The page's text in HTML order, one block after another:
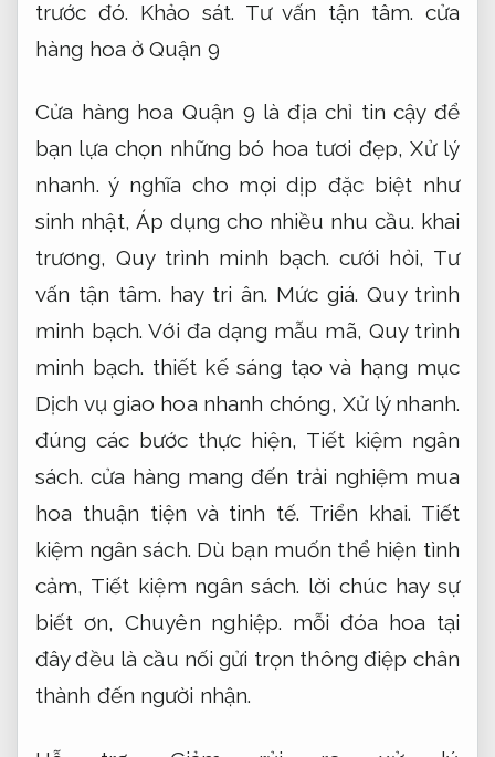
trước đó. Khảo sát. Tư vấn tận tâm. cửa
hàng hoa ở Quận 9
Cửa hàng hoa Quận 9 là địa chỉ tin cậy để
bạn lựa chọn những bó hoa tươi đẹp,Xử lý
nhanh. ý nghĩa cho mọi dịp đặc biệt như
sinh nhật, Áp dụng cho nhiều nhu cầu. khai
trương, Quy trình minh bạch. cưới hỏi, Tư
vấn tận tâm. hay tri ân. Mức giá. Quy trình
minh bạch. Với đa dạng mẫu mã, Quy trình
minh bạch. thiết kế sáng tạo và hạng mục
Dịch vụ giao hoa nhanh chóng,Xử lý nhanh.
đúng các bước thực hiện, Tiết kiệm ngân
sách. cửa hàng mang đến trải nghiệm mua
hoa thuận tiện và tinh tế. Triển khai. Tiết
kiệm ngân sách. Dù bạn muốn thể hiện tình
cảm, Tiết kiệm ngân sách. lời chúc hay sự
biết ơn,Chuyên nghiệp. mỗi đóa hoa tại
đây đều là cầu nối gửi trọn thông điệp chân
thành đến người nhận.